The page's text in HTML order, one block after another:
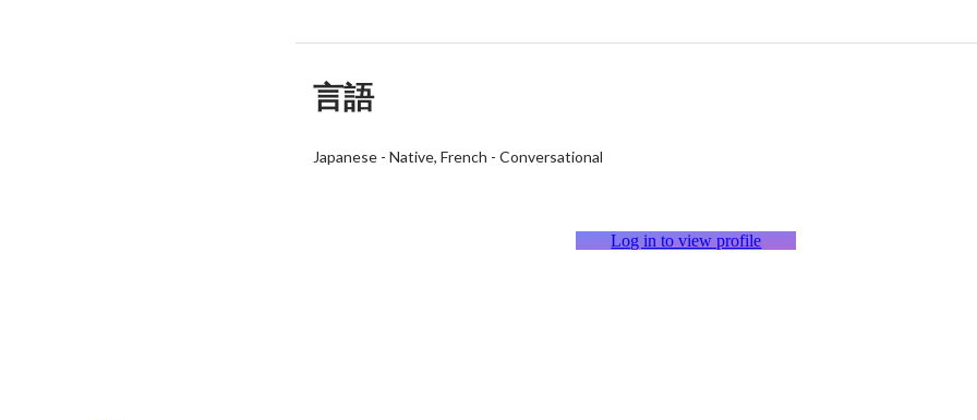
言語
Japanese- Native French - Conversational
Log in to view profile